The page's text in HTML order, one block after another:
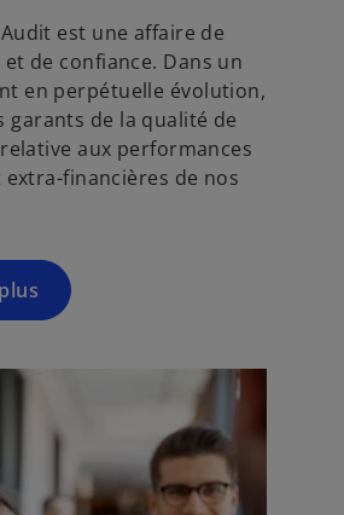
est une affaire de
de confiance. Dans un
en perpétuelle évolution,
garants de la qualité de
aux performances
financières de nos